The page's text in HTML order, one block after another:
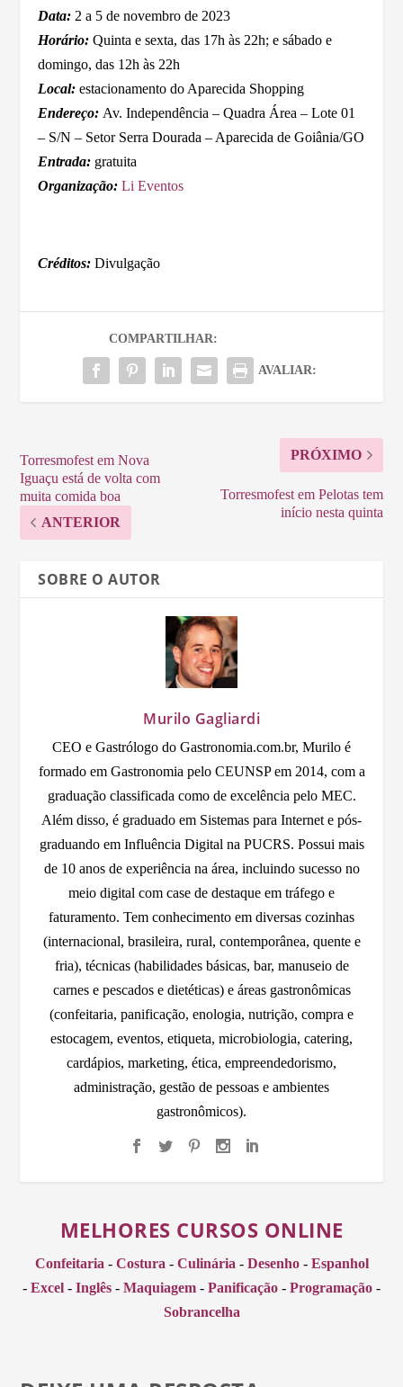
Data: 2 a 5 de novembro de 2023
Horário: Quinta e sexta, das 17h às 22h; e sábado e
domingo, das 12h às 22h
Local: estacionamento do Aparecida Shopping
Endereço: Av. Independência – Quadra Área – Lote 01
– S/N – Setor Serra Dourada – Aparecida de Goiânia/GO
Entrada: gratuita
Organização: Li Eventos
Créditos: Divulgação
COMPARTILHAR:
AVALIAR:
Torresmofest em Nova
Iguaçu está de volta com
muita comida boa
ANTERIOR
PRÓXIMO
Torresmofest em Pelotas tem
início nesta quinta
SOBRE O AUTOR
Murilo Gagliardi
CEO e Gastrólogo do Gastronomia.com.br, Murilo é
formado em Gastronomia pelo CEUNSP em 2014, com a
graduação classificada como de excelência pelo MEC.
Além disso, é graduado em Sistemas para Internet e pós-
graduando em Influência Digital na PUCRS. Possui mais
de 10 anos de experiência na área, incluindo sucesso no
meio digital com case de destaque em tráfego e
faturamento. Tem conhecimento em diversas cozinhas
(internacional, brasileira, rural, contemporânea, quente e
fria), técnicas (habilidades básicas, bar, manuseio de
carnes e pescados e dietéticas) e áreas gastronômicas
(confeitaria, panificação, enologia, nutrição, compra e
estocagem, eventos, etiqueta, microbiologia, catering,
cardápios, marketing, ética, empreendedorismo,
administração, gestão de pessoas e ambientes
gastronômicos).
MELHORES CURSOS ONLINE
Confeitaria - Costura - Culinária - Desenho- Espanhol
- Excel - Inglês - Maquiagem - Panificação - Programação -
Sobrancelha